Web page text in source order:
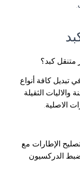
كبد؟
تبديل كافة أنواع
والاليات الثقيلة
الاصلية.
الإطارات مع
الدركسيون